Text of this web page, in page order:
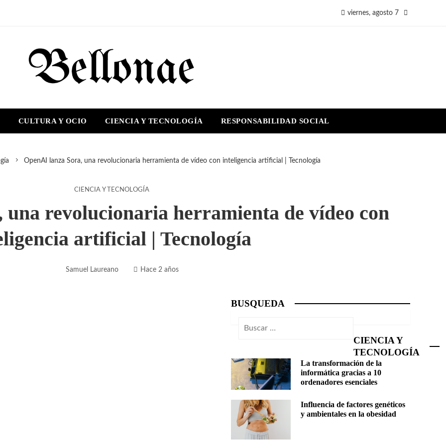
viernes, agosto 7
CULTURA Y OCIO CIENCIA Y TECNOLOGÍA RESPONSABILIDAD SOCIAL
OpenAI lanza Sora, una revolucionaria herramienta de vídeo con inteligencia artificial | Tecnología
CIENCIA Y TECNOLOGÍA
revolucionaria herramienta de vídeo con
artificial | Tecnología
Samuel Laureano Hace 2 años
BUSQUEDA
Buscar:
CIENCIA Y
TECNOLOGÍA
La transformación de la
informática gracias a 10
ordenadores esenciales
Influencia de factores genéticos
y ambientales en la obesidad